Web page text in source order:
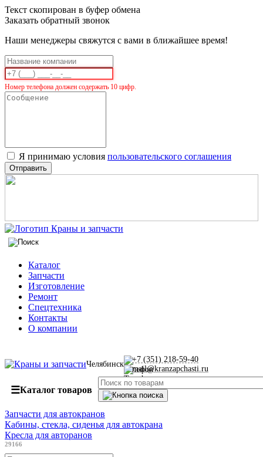
Текст скопирован в буфер обмена
Заказать обратный звонок
Наши менеджеры свяжутся с вами в ближайшее время!
Номер телефона должен содержать 10 цифр.
Я принимаю условия пользовательского соглашения
Отправить
Каталог
Запчасти
Изготовление
Ремонт
Спецтехника
Контакты
О компании
Челябинск
+7 (351) 218-59-40
mail@kranzapchasti.ru
☰Каталог товаров
Запчасти для автокранов
Кабины, стекла, сиденья для автокрана
Кресла для авторанов
29166